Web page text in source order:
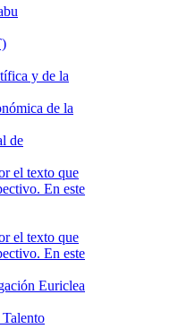
y de la
de la
de
Euriclea